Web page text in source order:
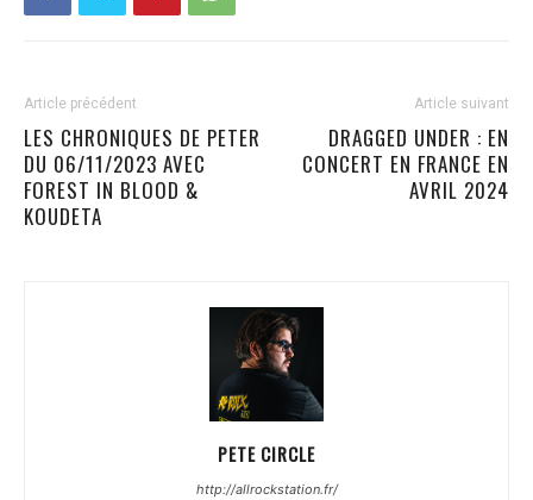
Article précédent
LES CHRONIQUES DE PETER
DU 06/11/2023 AVEC
FOREST IN BLOOD &
KOUDETA
Article suivant
DRAGGED UNDER : EN
CONCERT EN FRANCE EN
AVRIL 2024
PETE CIRCLE
http://allrockstation.fr/